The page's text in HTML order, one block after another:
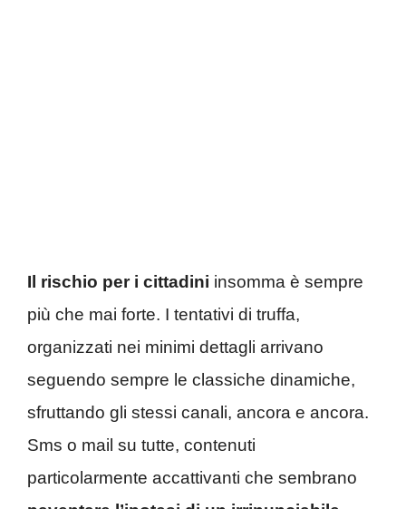
Il rischio per i cittadini insomma è sempre
più che mai forte. I tentativi di truffa,
organizzati nei minimi dettagli arrivano
seguendo sempre le classiche dinamiche,
sfruttando gli stessi canali, ancora e ancora.
Sms o mail su tutte, contenuti
particolarmente accattivanti che sembrano